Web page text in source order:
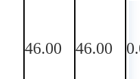
46.00 46.00